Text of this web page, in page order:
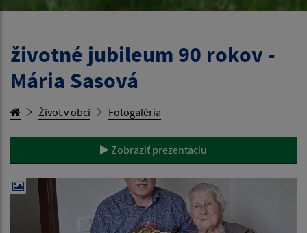
životné jubileum 90 rokov -
Mária Sasová
Život v obci Fotogaléria
Zobraziť prezentáciu